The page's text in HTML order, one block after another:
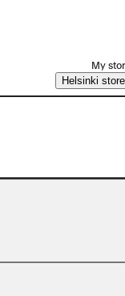
My
Helsinki store